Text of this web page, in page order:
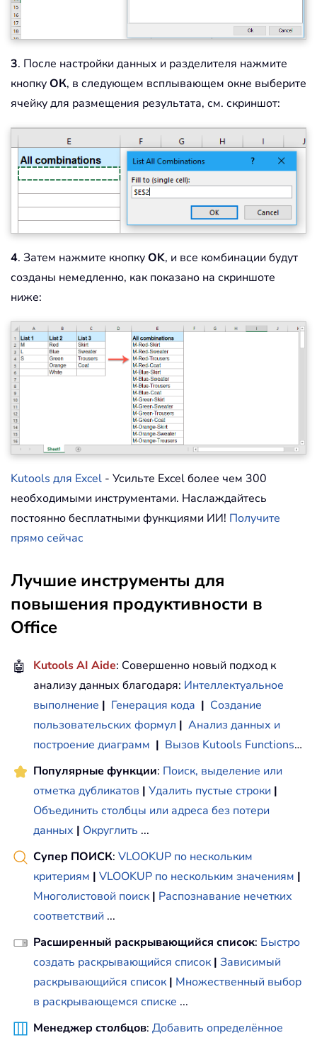
3. После настройки данных и разделителя нажмите
кнопкуОК, в следующем всплывающем окне выберите
ячейку для размещения результата, см. скриншот:
4. Затем нажмите кнопкуOK, и все комбинации будут
созданы немедленно, как показано на скриншоте
ниже:
Kutools для Excel - Усильте Excel более чем 300
необходимыми инструментами. Наслаждайтесь
постоянно бесплатными функциями ИИ! Получите
прямо сейчас
Лучшие инструменты для
повышения продуктивности в
Office
🤖 Kutools AI Aide: Совершенно новый подход к
анализу данных благодаря: Интеллектуальное
выполнение | Генерация кода | Создание
пользовательских формул | Анализ данных и
построение диаграмм | Вызов Kutools Functions…
Популярные функции: Поиск, выделение или
отметка дубликатов | Удалить пустые строки |
Объединить столбцы или адреса без потери
данных | Округлить ...
Супер ПОИСК: VLOOKUP по нескольким
критериям | VLOOKUP по нескольким значениям |
Многолистовой поиск | Распознавание нечетких
соответствий ...
Расширенный раскрывающийся список: Быстро
создать раскрывающийся список | Зависимый
раскрывающийся список | Множественный выбор
в раскрывающемся списке ...
Менеджер столбцов: Добавить определённое